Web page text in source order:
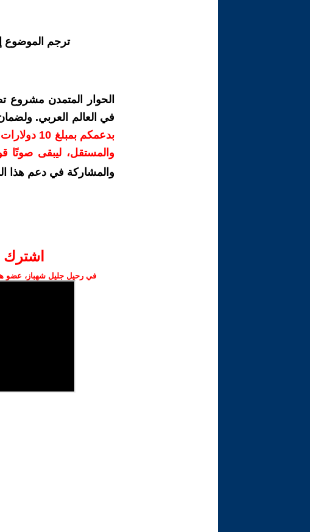
ترجم الموضوع
الحوار المتمدن مشروع
في العالم العربي.
بدعمكم
والمستقل، ليبقى صوتًا
والمشاركة في دعم هذا
اشترك
في رحيل جليل شهباز، عضو